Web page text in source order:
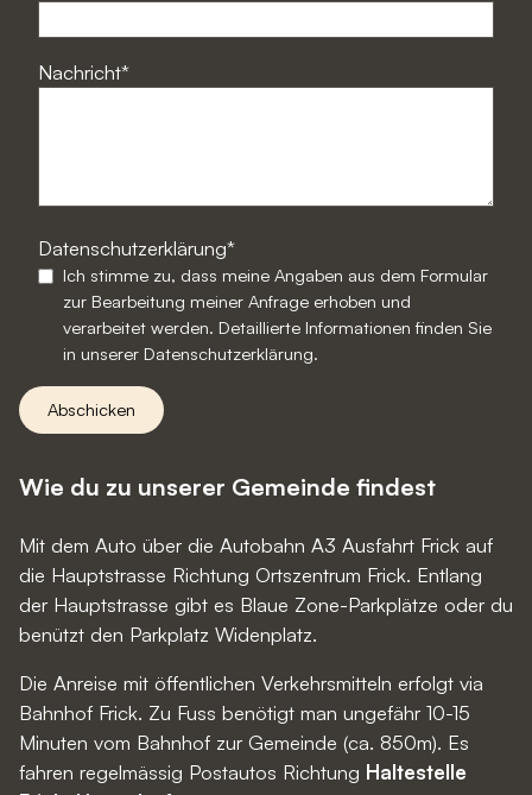
Nachricht
Datenschutzerklärung
Ich stimme zu, dass meine Angaben aus dem Formular
zur Bearbeitung meiner Anfrage erhoben und
verarbeitet werden. Detaillierte Informationen finden Sie
in unserer Datenschutzerklärung.
Abschicken
Wie du zu unserer Gemeinde findest
Mit dem Auto über die Autobahn A3 Ausfahrt Frick auf
die Hauptstrasse Richtung Ortszentrum Frick. Entlang
der Hauptstrasse gibt es Blaue Zone-Parkplätze oder du
benützt den Parkplatz Widenplatz.
Die Anreise mit öffentlichen Verkehrsmitteln erfolgt via
Bahnhof Frick. Zu Fuss benötigt man ungefähr 10-15
Minuten vom Bahnhof zur Gemeinde (ca. 850m). Es
fahren regelmässig Postautos Richtung Haltestelle